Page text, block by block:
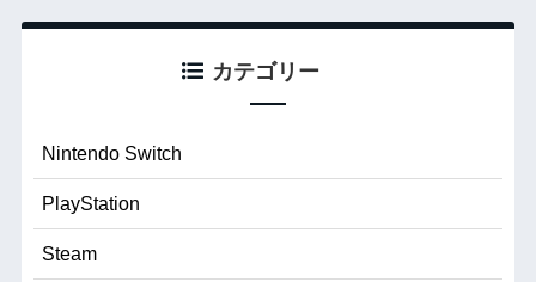
カテゴリー
Nintendo Switch
PlayStation
Steam